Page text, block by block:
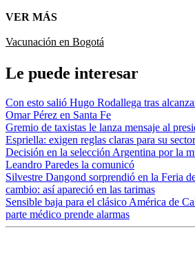
VER MÁS
Vacunación en Bogotá
Le puede interesar
Con esto salió Hugo Rodallega tras
Omar Pérez en Santa Fe
Gremio de taxistas le lanza mensaje al
Espriella: exigen reglas claras para su sector
Decisión en la selección Argentina por la
Leandro Paredes la comunicó
Silvestre Dangond sorprendió en la Feria
cambio: así apareció en las tarimas
Sensible baja para el clásico América de
parte médico prende alarmas